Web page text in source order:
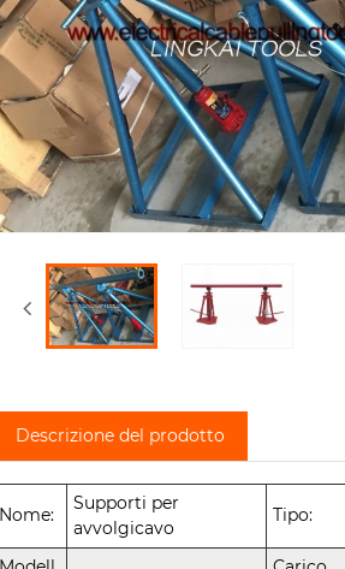
Descrizione del prodotto
Nome:
Supporti per
avvolgicavo
Tipo: